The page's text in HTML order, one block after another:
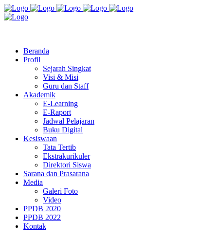
Beranda
Profil
Sejarah Singkat
Visi & Misi
Guru dan Staff
Akademik
E-Learning
E-Raport
Jadwal Pelajaran
Buku Digital
Kesiswaan
Tata Tertib
Ekstrakurikuler
Direktori Siswa
Sarana dan Prasarana
Media
Galeri Foto
Video
PPDB 2020
PPDB 2022
Kontak